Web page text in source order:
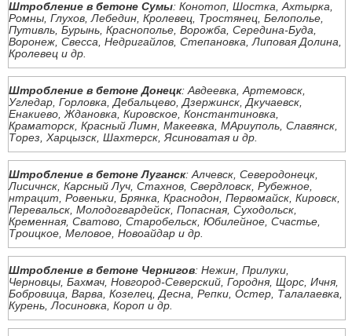
Штробление в бетоне Сумы: Конотоп, Шостка, Ахтырка,
Ромны, Глухов, Лебедин, Кролевец, Тростянец, Белополье,
Путивль, Бурынь, Краснополье, Ворожба, Середина-Буда,
Воронеж, Свесса, Недригайлов, Степановка, Липовая Долина,
Кролевец и др.
Штробление в бетоне Донецк: Авдеевка, Артемовск,
Угледар, Горловка, Дебальцево, Дзержинск, Дкучаевск,
Енакиево, Ждановка, Кировское, Константиновка,
Краматорск, Красный Лимн, Макеевка, МАриуполь, Славянск,
Торез, Харцызск, Шахтерск, Ясиноватая и др.
Штробление в бетоне Луганск: Алчевск, Северодонецк,
Лисичнск, Карсный Луч, Стахнов, Свердловск, Рубежное,
нтрацит, Ровеньки, Брянка, Краснодон, Первомайск, Кировск,
Перевальск, Молодогвардейск, Попасная, Суходольск,
Кременная, Сватово, Старобельск, Юбилейное, Счастье,
Троицкое, Меловое, Новоайдар и др.
Штробление в бетоне Чернигов: Нежин, Прилуки,
Черновцы, Бахмач, Новгород-Северский, Городня, Щорс, Ичня,
Бобровица, Варва, Козелец, Десна, Репки, Остер, Талалаевка,
Курень, Лосиновка, Короп и др.